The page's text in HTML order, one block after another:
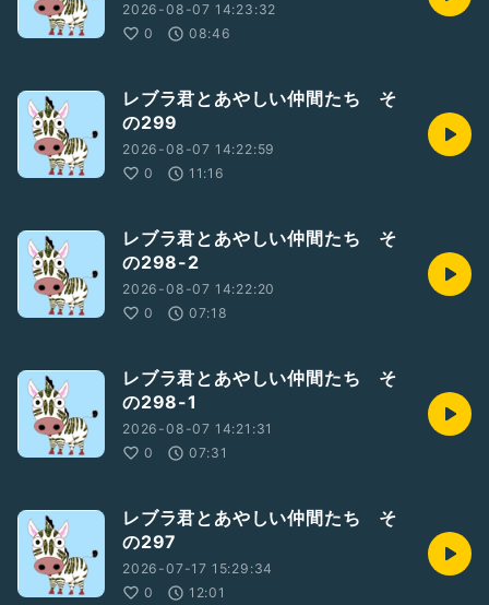
2026-08-07 14:23:32
0
08:46
レブラ君とあやしい仲間たち そ
の299
2026-08-07 14:22:59
0
11:16
レブラ君とあやしい仲間たち そ
の298-2
2026-08-07 14:22:20
0
07:18
レブラ君とあやしい仲間たち そ
の298-1
2026-08-07 14:21:31
0
07:31
レブラ君とあやしい仲間たち そ
の297
2026-07-17 15:29:34
0
12:01